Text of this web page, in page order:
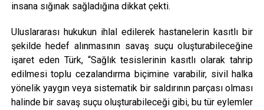
insana sığınak sağladığına dikkat çekti.
Uluslararası hukukun ihlal edilerek hastanelerin kasıtlı bir
şekilde hedef alınmasının savaş suçu oluşturabileceğine
işaret eden Türk, “Sağlık tesislerinin kasıtlı olarak tahrip
edilmesi toplu cezalandırma biçimine varabilir, sivil halka
yönelik yaygın veya sistematik bir saldırının parçası olması
halinde bir savaş suçu oluşturabileceği gibi, bu tür eylemler